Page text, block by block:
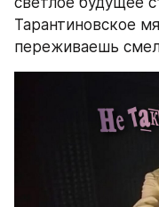
Тарантиновское
переживаешь